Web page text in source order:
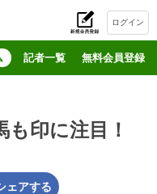
ログイン
記者一覧 無料会員登録
印に注目！
ェアする